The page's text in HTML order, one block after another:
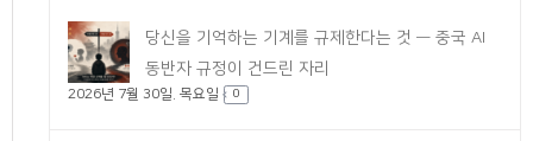
당신을 기억하는 기계를 규제한다는 것 — 중국 AI
동반자 규정이 건드린 자리
2026년 7월 30일. 목요일 0